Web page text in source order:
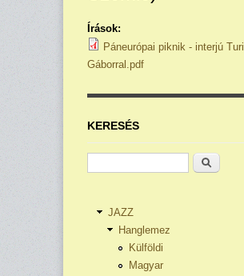
Írások:
Páneurópai piknik - interjú Turi
Gáborral.pdf
KERESÉS
Keresés
JAZZ
Hanglemez
Külföldi
Magyar